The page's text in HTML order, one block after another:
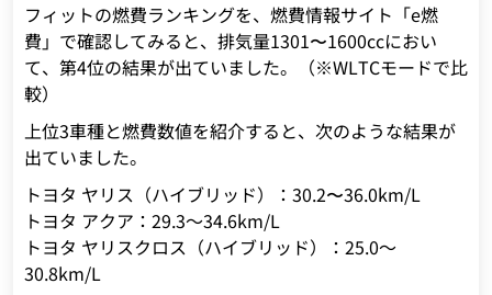
フィットの燃費ランキングを、燃費情報サイト「e燃
費」で確認してみると、排気量1301〜1600ccにおい
て、第4位の結果が出ていました。（※WLTCモードで比
較）
上位3車種と燃費数値を紹介すると、次のような結果が
出ていました。
トヨタ ヤリス（ハイブリッド）：30.2〜36.0km/L
トヨタ アクア：29.3～34.6km/L
トヨタ ヤリスクロス（ハイブリッド）：25.0～
30.8km/L